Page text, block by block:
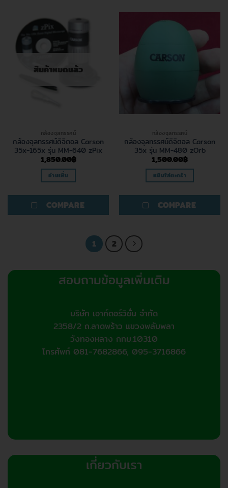
สินค้าหมดแล้ว
กล้องจุลทรรศน์
กล้องจุลทรรศน์ดิจิตอล Carson
35x-165x รุ่น MM-640 zPix
1,850.00฿
อ่านเพิ่ม
COMPARE
กล้องจุลทรรศน์
กล้องจุลทรรศน์ดิจิตอล Carson
35x รุ่น MM-480 zOrb
1,500.00฿
หยิบใส่ตะกร้า
COMPARE
1 2
สอบถามข้อมูลเพิ่มเติม
บริษัท เอาท์ดอร์วิชั่น จำกัด
2358/2 ถ.ลาดพร้าว แขวงพลับพลา
วังทองหลาง กทม.10310
โทรศัพท์ 081-7682866, 095-3716866
เกี่ยวกับเรา